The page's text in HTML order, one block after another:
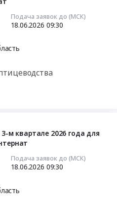
Подача заявок до (МСК)
18.06.2026 09:30
м квартале 2026 года для
Подача заявок до (МСК)
18.06.2026 09:30